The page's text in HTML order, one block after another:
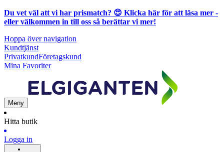
Du vet väl att vi har prismatch? 😍 Klicka här för att läsa mer -
eller välkommen in till oss så berättar vi mer!
Hoppa över navigation
Kundtjänst
PrivatkundFöretagskund
Mina Favoriter
Meny
Hitta butik
Logga in